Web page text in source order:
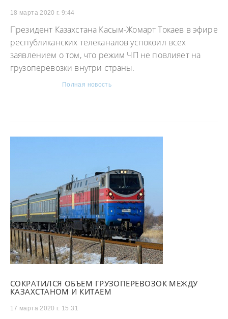
18 марта 2020 г. 9:44
Президент Казахстана Касым-Жомарт Токаев в эфире
республиканских телеканалов успокоил всех
заявлением о том, что режим ЧП не повлияет на
грузоперевозки внутри страны.
Полная новость
СОКРАТИЛСЯ ОБЪЕМ ГРУЗОПЕРЕВОЗОК МЕЖДУ
КАЗАХСТАНОМ И КИТАЕМ
17 марта 2020 г. 15:31